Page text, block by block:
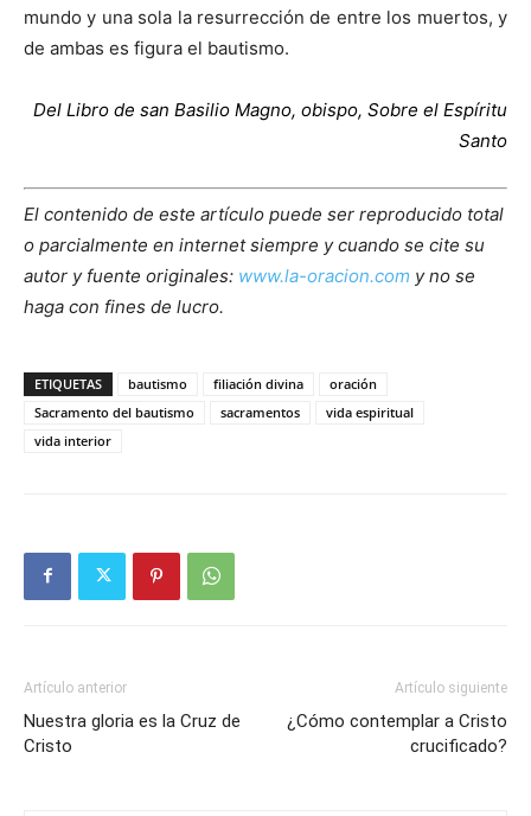
mundo y una sola la resurrección de entre los muertos, y
de ambas es figura el bautismo.
Del Libro de san Basilio Magno, obispo, Sobre el Espíritu
Santo
El contenido de este artículo puede ser reproducido total
o parcialmente en internet siempre y cuando se cite su
autor y fuente originales: www.la-oracion.com y no se
haga con fines de lucro.
ETIQUETAS bautismo filiación divina
oración
Sacramento del bautismo
sacramentos
vida espiritual
vida interior
Artículo anterior
Nuestra gloria es la Cruz de
Cristo
Artículo siguiente
¿Cómo contemplar a Cristo
crucificado?